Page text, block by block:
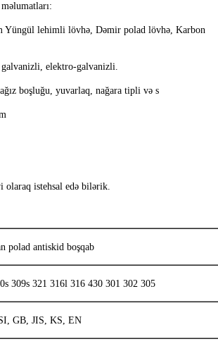
Yüngül lehimli lövhə, Dəmir polad lövhə, Karbon
galvanizli, elektro-galvanizli.
boşluğu, yuvarlaq, nağara tipli və s
olaraq istehsal edə bilərik.
polad antiskid boşqab
309s 321 316l 316 430 301 302 305
GB, JIS, KS, EN